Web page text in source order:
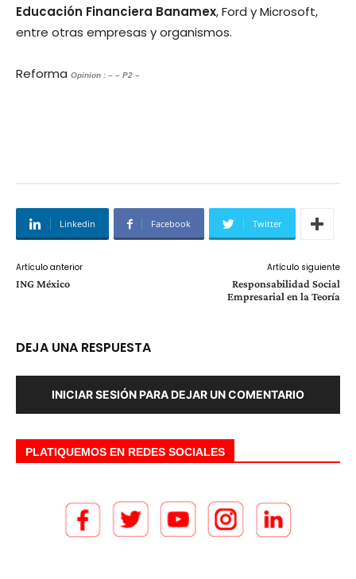
Educación Financiera Banamex, Ford y Microsoft,
entre otras empresas y organismos.
Reforma Opinion : – – P2 –
Linkedin Facebook Twitter
Artículo anterior
ING México
Artículo siguiente
Responsabilidad Social
Empresarial en la Teoría
DEJA UNA RESPUESTA
INICIAR SESIÓN PARA DEJAR UN COMENTARIO
PLATIQUEMOS EN REDES SOCIALES